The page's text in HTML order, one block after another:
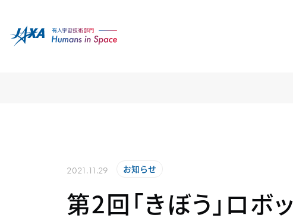
2021.11.29 お知らせ
第2回「きぼう」ロボ